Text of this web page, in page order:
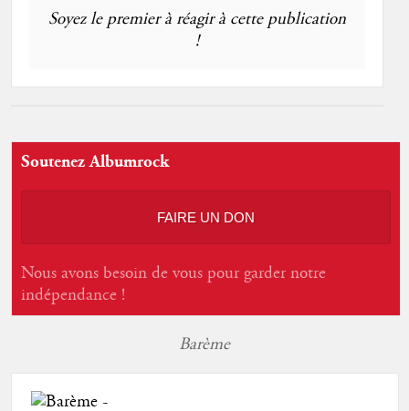
Soyez le premier à réagir à cette publication
!
Soutenez Albumrock
FAIRE UN DON
Nous avons besoin de vous pour garder notre
indépendance !
Barème